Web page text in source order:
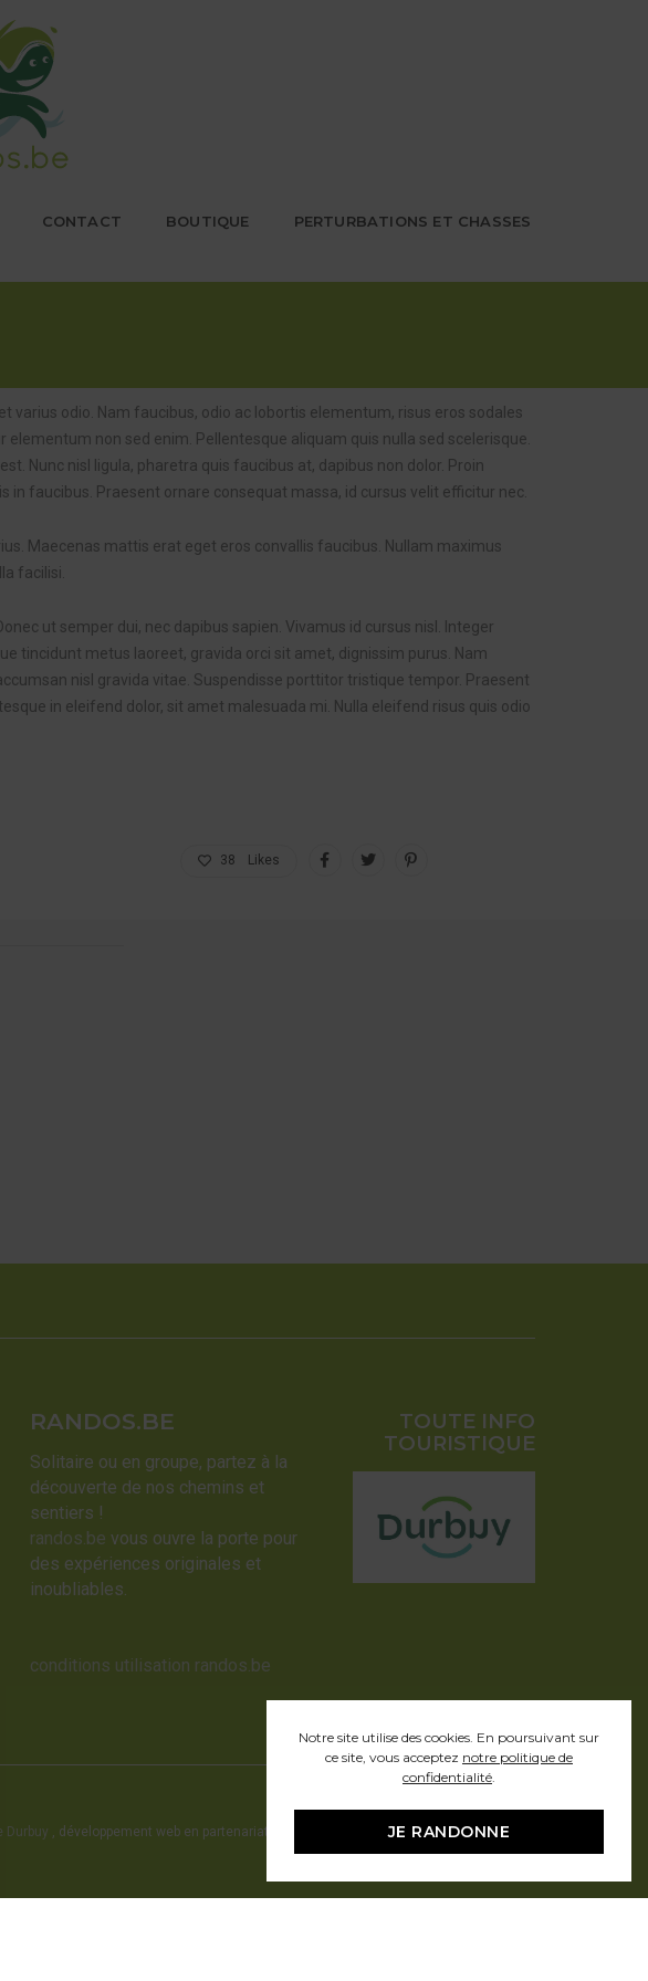
CONTACT BOUTIQUE PERTURBATIONS ET CHASSES
odio. Nam faucibus, odio ac lobortis elementum, risus eros sodales
non sed enim. Pellentesque aliquam quis nulla sed scelerisque.
Nunc nisl ligula, pharetra quis faucibus at, dapibus non dolor. Proin
faucibus. Praesent ornare consequat massa, id cursus velit efficitur nec.
Maecenas mattis erat eget eros convallis faucibus. Nullam maximus
facilisi.
ut semper dui, nec dapibus sapien. Vivamus id cursus nisl. Integer
tincidunt metus laoreet, gravida orci sit amet, dignissim purus. Nam
nisl gravida vitae. Suspendisse porttitor tristique tempor. Praesent
in eleifend dolor, sit amet malesuada mi. Nulla eleifend risus quis odio
38 Likes
RANDOS.BE
Solitaire ou en groupe, partez à la
découverte de nos chemins et
sentiers !
randos.be vous ouvre la porte pour
des expériences originales et
inoubliables.
conditions utilisation randos.be
TOUTE INFO
TOURISTIQUE
Durbuy , développement web en partenariat avec Pragmacom - hosting by Pragmacom
Notre site utilise des cookies. En poursuivant sur
ce site, vous acceptez notre politique de
confidentialité.
JE RANDONNE